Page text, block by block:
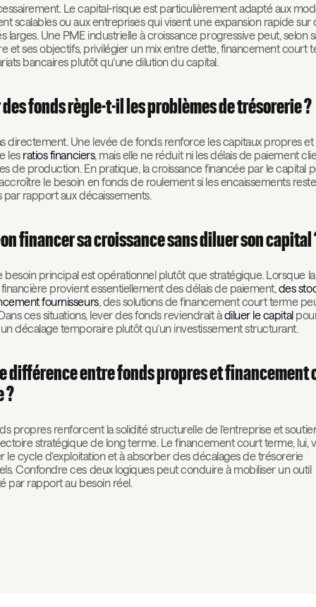
Le capital-risque est particulièrement adapté aux
scalables ou aux entreprises qui visent une expansion rapide sur
larges. Une PME industrielle à croissance progressive peut, selon
et ses objectifs, privilégier un mix entre dette, financement court
bancaires plutôt qu’une dilution du capital.
des fonds règle-t-il les problèmes de trésorerie ?
directement. Une levée de fonds renforce les capitaux propres et
les ratios financiers, mais elle ne réduit ni les délais de paiement
de production. En pratique, la croissance financée par le capital
le besoin en fonds de roulement si les encaissements
par rapport aux décaissements.
financer sa croissance sans diluer son capital
besoin principal est opérationnel plutôt que stratégique. Lorsque la
provient essentiellement des délais de paiement, des
fournisseurs, des solutions de financement court terme
ces situations, lever des fonds reviendrait àdiluer le capital
décalage temporaire plutôt qu’un investissement structurant.
différence entre fonds propres et financement
?
propres renforcent la solidité structurelle de l’entreprise et
stratégique de long terme. Le financement court terme, lui,
le cycle d’exploitation et à absorber des décalages de trésorerie
Confondre ces deux logiques peut conduire à mobiliser un outil
par rapport au besoin réel.